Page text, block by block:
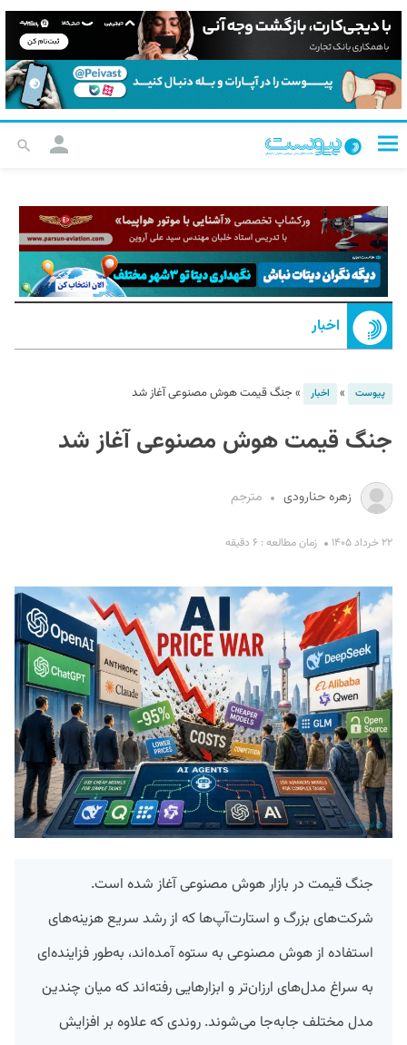
اخبار
پیوست » اخبار » جنگ قیمت هوش مصنوعی آغاز شد
جنگ قیمت هوش مصنوعی آغاز شد
زهره حنارودی مترجم
۲۲ خرداد ۱۴۰۵ زمان مطالعه : ۶ دقیقه
جنگ قیمت در بازار هوش مصنوعی آغاز شده است.
شرکت‌های بزرگ و استارت‌آپ‌ها که از رشد سریع هزینه‌های
استفاده از هوش مصنوعی به ستوه آمده‌اند، به‌طور فزاینده‌ای
به سراغ مدل‌های ارزان‌تر و ابزارهایی رفته‌اند که میان چندین
مدل مختلف جابه‌جا می‌شوند. روندی که علاوه بر افزایش